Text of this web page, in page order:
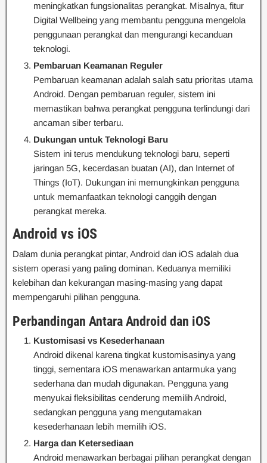
meningkatkan fungsionalitas perangkat. Misalnya, fitur
Digital Wellbeing yang membantu pengguna mengelola
penggunaan perangkat dan mengurangi kecanduan
teknologi.
Pembaruan Keamanan Reguler
Pembaruan keamanan adalah salah satu prioritas utama
Android. Dengan pembaruan reguler, sistem ini
memastikan bahwa perangkat pengguna terlindungi dari
ancaman siber terbaru.
Dukungan untuk Teknologi Baru
Sistem ini terus mendukung teknologi baru, seperti
jaringan 5G, kecerdasan buatan (AI), dan Internet of
Things (IoT). Dukungan ini memungkinkan pengguna
untuk memanfaatkan teknologi canggih dengan
perangkat mereka.
Android vs iOS
Dalam dunia perangkat pintar, Android dan iOS adalah dua
sistem operasi yang paling dominan. Keduanya memiliki
kelebihan dan kekurangan masing-masing yang dapat
mempengaruhi pilihan pengguna.
Perbandingan Antara Android dan iOS
Kustomisasi vs Kesederhanaan
Android dikenal karena tingkat kustomisasinya yang
tinggi, sementara iOS menawarkan antarmuka yang
sederhana dan mudah digunakan. Pengguna yang
menyukai fleksibilitas cenderung memilih Android,
sedangkan pengguna yang mengutamakan
kesederhanaan lebih memilih iOS.
Harga dan Ketersediaan
Android menawarkan berbagai pilihan perangkat dengan